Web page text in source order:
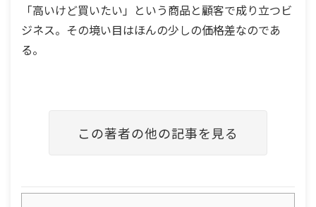
「高いけど買いたい」という商品と顧客で成り立つビ
ジネス。その境い目はほんの少しの価格差なのであ
る。
この著者の他の記事を見る